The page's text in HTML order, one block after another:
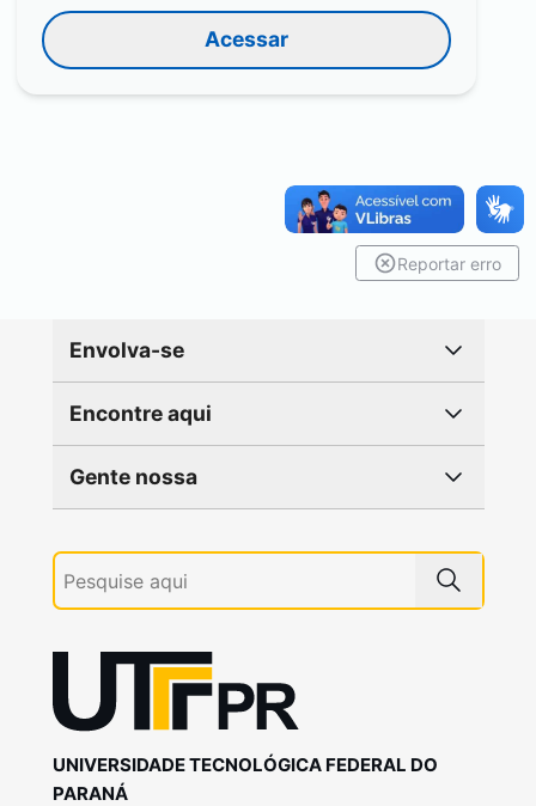
Acessar
Reportar erro
Envolva-se
Encontre aqui
Gente nossa
UNIVERSIDADE TECNOLÓGICA FEDERAL DO
PARANÁ